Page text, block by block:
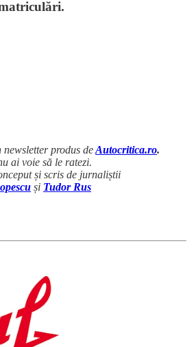
newsletter produs deAutocritica.ro.
ai voie să le ratezi.
și scris de jurnaliștii
și Tudor Rus